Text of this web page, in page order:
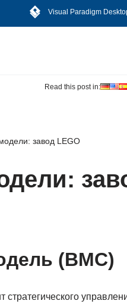
Visual Paradigm
Read this post in:
завод LEGO
(BMC)